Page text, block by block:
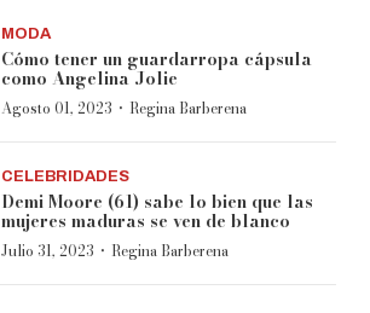
MODA
Cómo tener un guardarropa cápsula
como Angelina Jolie
Agosto 01, 2023 · Regina Barberena
CELEBRIDADES
Demi Moore (61) sabe lo bien que las
mujeres maduras se ven de blanco
Julio 31, 2023 · Regina Barberena